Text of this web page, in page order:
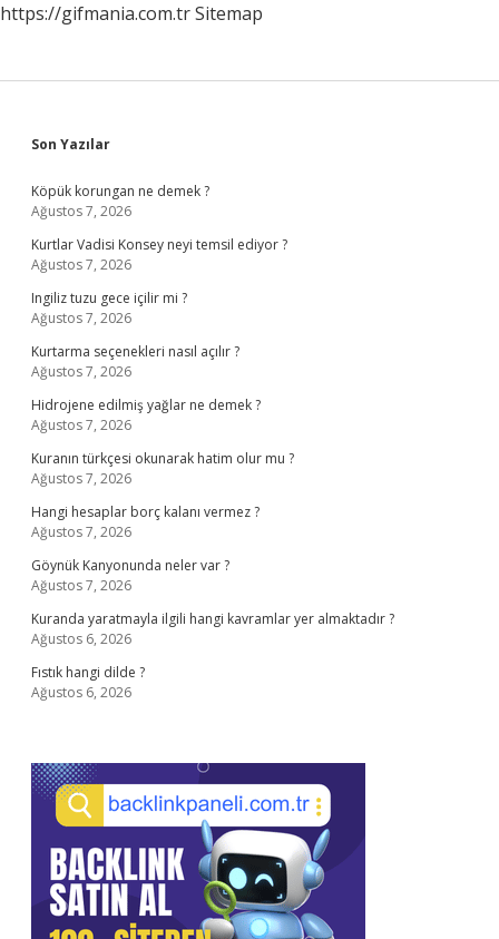
https://gifmania.com.trSitemap
Sidebar
Son Yazılar
Köpük korungan ne demek ?
Ağustos 7, 2026
Kurtlar Vadisi Konsey neyi temsil ediyor ?
Ağustos 7, 2026
Ingiliz tuzu gece içilir mi ?
Ağustos 7, 2026
Kurtarma seçenekleri nasıl açılır ?
Ağustos 7, 2026
Hidrojene edilmiş yağlar ne demek ?
Ağustos 7, 2026
Kuranın türkçesi okunarak hatim olur mu ?
Ağustos 7, 2026
Hangi hesaplar borç kalanı vermez ?
Ağustos 7, 2026
Göynük Kanyonunda neler var ?
Ağustos 7, 2026
Kuranda yaratmayla ilgili hangi kavramlar yer almaktadır ?
Ağustos 6, 2026
Fıstık hangi dilde ?
Ağustos 6, 2026